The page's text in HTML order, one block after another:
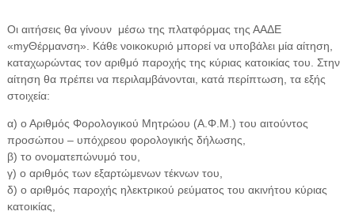
Οι αιτήσεις θα γίνουν μέσω της πλατφόρμας της ΑΑΔΕ
«myΘέρμανση». Κάθε νοικοκυριό μπορεί να υποβάλει μία αίτηση,
καταχωρώντας τον αριθμό παροχής της κύριας κατοικίας του. Στην
αίτηση θα πρέπει να περιλαμβάνονται, κατά περίπτωση, τα εξής
στοιχεία:
α) ο Αριθμός Φορολογικού Μητρώου (Α.Φ.Μ.) του αιτούντος
προσώπου – υπόχρεου φορολογικής δήλωσης,
β) το ονοματεπώνυμό του,
γ) ο αριθμός των εξαρτώμενων τέκνων του,
δ) ο αριθμός παροχής ηλεκτρικού ρεύματος του ακινήτου κύριας
κατοικίας,